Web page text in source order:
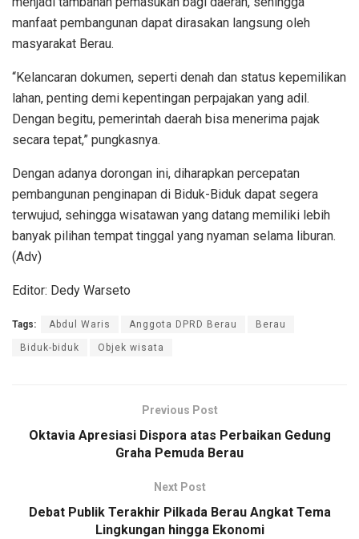
manfaat pembangunan dapat dirasakan langsung oleh
masyarakat Berau.
“Kelancaran dokumen, seperti denah dan status kepemilikan
lahan, penting demi kepentingan perpajakan yang adil.
Dengan begitu, pemerintah daerah bisa menerima pajak
secara tepat,” pungkasnya.
Dengan adanya dorongan ini, diharapkan percepatan
pembangunan penginapan di Biduk-Biduk dapat segera
terwujud, sehingga wisatawan yang datang memiliki lebih
banyak pilihan tempat tinggal yang nyaman selama liburan.
(Adv)
Editor: Dedy Warseto
Tags: Abdul Waris Anggota DPRD Berau Berau
Biduk-biduk Objek wisata
Previous Post
Oktavia Apresiasi Dispora atas Perbaikan Gedung
Graha Pemuda Berau
Next Post
Debat Publik Terakhir Pilkada Berau Angkat Tema
Lingkungan hingga Ekonomi